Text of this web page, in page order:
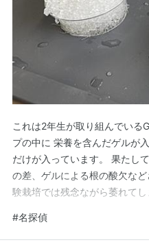
これは2年生が取り組んでいる
プの中に 栄養を含んだゲルが
だけが入っています。 果たし
の差、ゲルによる根の酸欠な
験栽培では残念ながら萎れて
なったかのように 徐々に徐々
時にはコナンでも正解を見つ
#名探偵